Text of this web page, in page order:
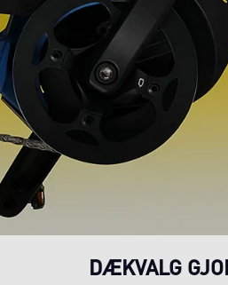
DÆKVALG